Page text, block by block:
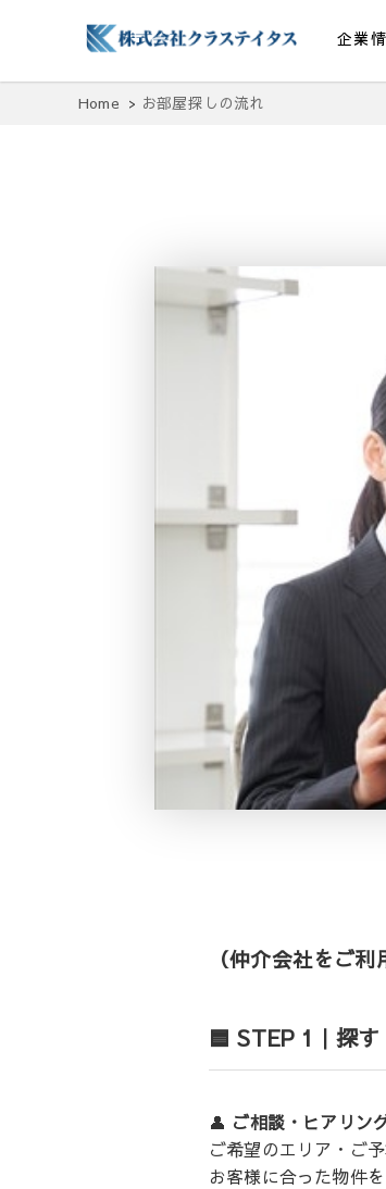
株式会社クラステイタス
企業
Home お部屋探しの流れ
（仲介会社をご利
🟦 STEP 1｜探
👤 ご相談・ヒアリン
ご希望のエリア・ご
お客様に合った物件